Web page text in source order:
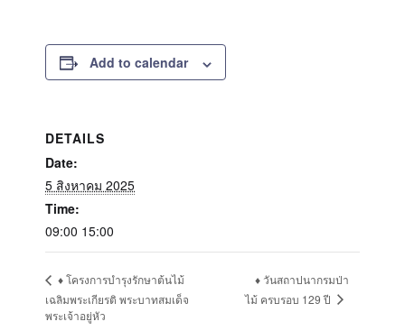
Add to calendar
DETAILS
Date:
5 สิงหาคม 2025
Time:
09:00 15:00
♦ โครงการบำรุงรักษาต้นไม้
เฉลิมพระเกียรติ พระบาทสมเด็จ
พระเจ้าอยู่หัว
♦ วันสถาปนากรมป่า
ไม้ ครบรอบ 129 ปี